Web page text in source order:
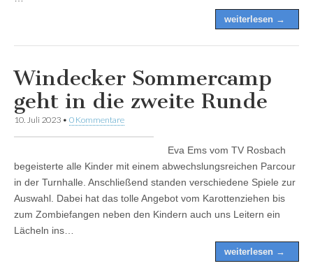
weiterlesen →
Windecker Sommercamp
geht in die zweite Runde
10. Juli 2023 • 0 Kommentare
Eva Ems vom TV Rosbach
begeisterte alle Kinder mit einem abwechslungsreichen Parcour
in der Turnhalle. Anschließend standen verschiedene Spiele zur
Auswahl. Dabei hat das tolle Angebot vom Karottenziehen bis
zum Zombiefangen neben den Kindern auch uns Leitern ein
Lächeln ins…
weiterlesen →